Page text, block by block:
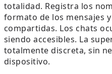
totalidad. Registra los
formato de los mensajes
compartidas. Los chats
siendo accesibles. La
totalmente discreta, sin
dispositivo.